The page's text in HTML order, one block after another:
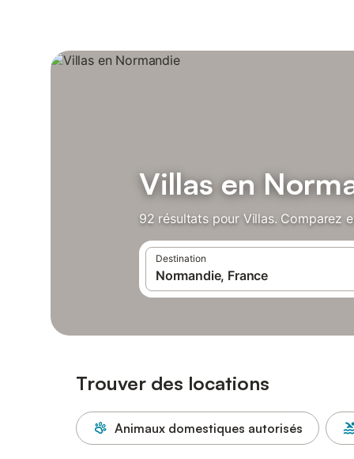
Villas en
92 résultats pour Villas. Comparez
Destination
Trouver des locations
Animaux domestiques autorisés